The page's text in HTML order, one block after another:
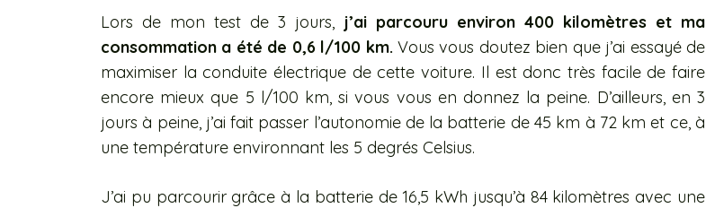
Lors de mon test de 3 jours, j’ai parcouru environ 400 kilomètres et ma
consommation a été de 0,6 l/100 km. Vous vous doutez bien que j’ai essayé de
maximiser la conduite électrique de cette voiture. Il est donc très facile de faire
encore mieux que 5 l/100 km, si vous vous en donnez la peine. D’ailleurs, en 3
jours à peine, j’ai fait passer l’autonomie de la batterie de 45 km à 72 km et ce, à
une température environnant les 5 degrés Celsius.
J’ai pu parcourir grâce à la batterie de 16,5 kWh jusqu’à 84 kilomètres avec une